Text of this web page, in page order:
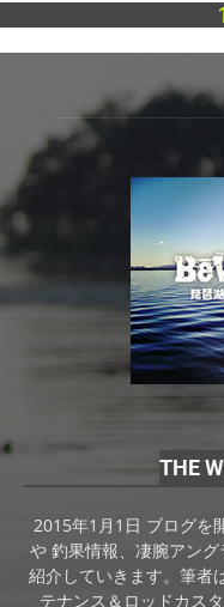
THE
2015年1月1日 ブログを
や 釣果情報、凄腕アン
紹介していきます。筆者
テナンス＆ロッドカス